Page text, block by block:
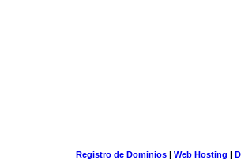
Registro de Dominios| Web Hosting |